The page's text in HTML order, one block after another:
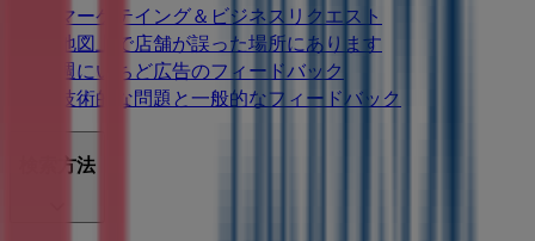
マーケテイング＆ビジネスリクエスト
地図上で店舗が誤った場所にあります
週にいちど広告のフィードバック
技術的な問題と一般的なフィードバック
検索方法